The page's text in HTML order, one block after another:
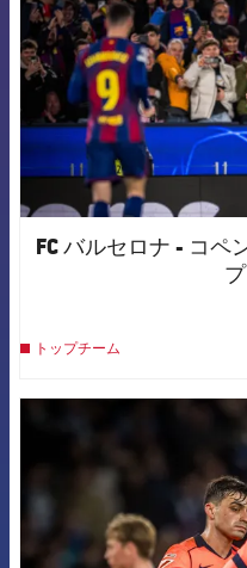
FC バルセロナ - コペ
トップチーム